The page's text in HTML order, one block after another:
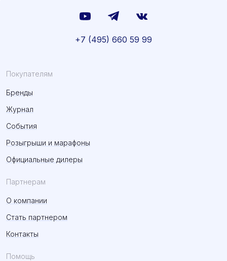
Покупателям
Бренды
Журнал
События
Розыгрыши и марафоны
Официальные дилеры
Партнерам
О компании
Стать партнером
Контакты
Помощь
+7 (495) 660 59 99